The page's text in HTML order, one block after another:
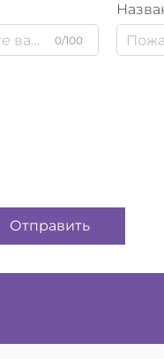
0/100
Отправить